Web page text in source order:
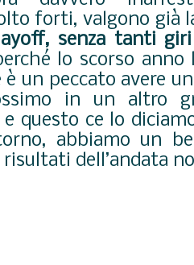
forti, valgono già
senza tanti
lo scorso
un peccato avere
in un altro
questo ce lo
abbiamo un
dell’andata